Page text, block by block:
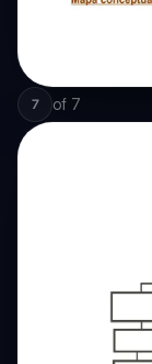
7 of 7